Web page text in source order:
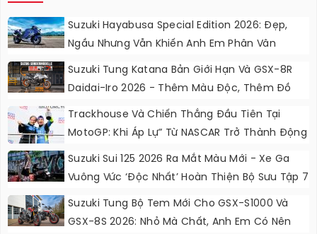
Suzuki Hayabusa Special Edition 2026: Đẹp,
Ngầu Nhưng Vẫn Khiến Anh Em Phân Vân
Suzuki Tung Katana Bản Giới Hạn Và GSX-8R
Daidai-Iro 2026 - Thêm Màu Độc, Thêm Đồ
Chơi, Thêm Cá Tính
Trackhouse Và Chiến Thắng Đầu Tiên Tại
MotoGP: Khi Áp Lự” Từ NASCAR Trở Thành Động
Suzuki Sui 125 2026 Ra Mắt Màu Mới - Xe Ga
Vuông Vức ‘độc Nhất’ Hoàn Thiện Bộ Sưu Tập 7
Suzuki Tung Bộ Tem Mới Cho GSX-S1000 Và
GSX-8S 2026: Nhỏ Mà Chất, Anh Em Có Nên